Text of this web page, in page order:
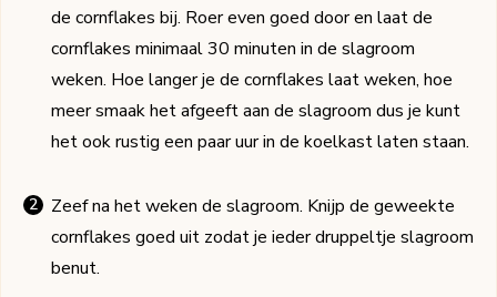
de cornflakes bij. Roer even goed door en laat de
cornflakes minimaal 30 minuten in de slagroom
weken. Hoe langer je de cornflakes laat weken, hoe
meer smaak het afgeeft aan de slagroom dus je kunt
het ook rustig een paar uur in de koelkast laten staan.
Zeef na het weken de slagroom. Knijp de geweekte
cornflakes goed uit zodat je ieder druppeltje slagroom
benut.